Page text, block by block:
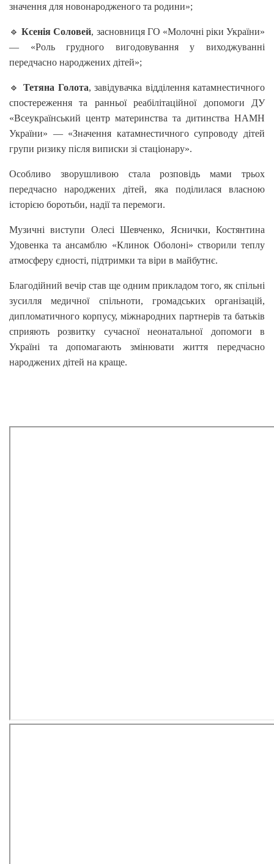
значення для новонародженого та родини»;
🔹 Ксенія Соловей, засновниця ГО «Молочні ріки України»
— «Роль грудного вигодовування у виходжуванні
передчасно народжених дітей»;
🔹 Тетяна Голота, завідувачка відділення катамнестичного
спостереження та ранньої реабілітаційної допомоги ДУ
«Всеукраїнський центр материнства та дитинства НАМН
України» — «Значення катамнестичного супроводу дітей
групи ризику після виписки зі стаціонару».
Особливо зворушливою стала розповідь мами трьох
передчасно народжених дітей, яка поділилася власною
історією боротьби, надії та перемоги.
Музичні виступи Олесі Шевченко, Яснички, Костянтина
Удовенка та ансамблю «Клинок Оболоні» створили теплу
атмосферу єдності, підтримки та віри в майбутнє.
Благодійний вечір став ще одним прикладом того, як спільні
зусилля медичної спільноти, громадських організацій,
дипломатичного корпусу, міжнародних партнерів та батьків
сприяють розвитку сучасної неонатальної допомоги в
Україні та допомагають змінювати життя передчасно
народжених дітей на краще.